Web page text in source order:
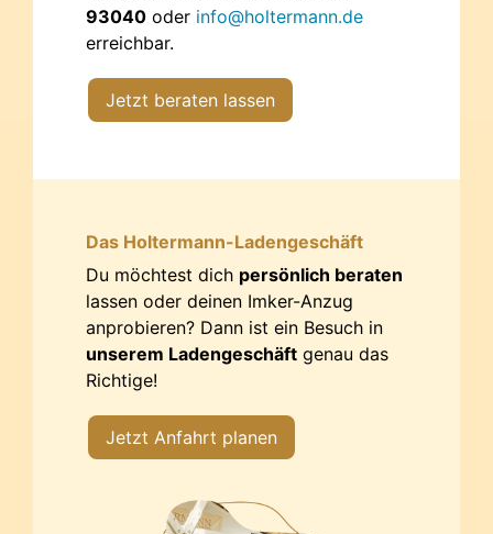
93040 oder info@holtermann.de
erreichbar.
Jetzt beraten lassen
Das Holtermann-Ladengeschäft
Du möchtest dich persönlich beraten
lassen oder deinen Imker-Anzug
anprobieren? Dann ist ein Besuch in
unserem Ladengeschäft genau das
Richtige!
Jetzt Anfahrt planen